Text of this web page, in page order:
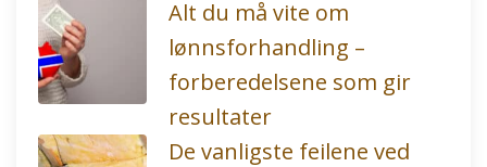
Alt du må vite om
lønnsforhandling –
forberedelsene som gir
resultater
De vanligste feilene ved